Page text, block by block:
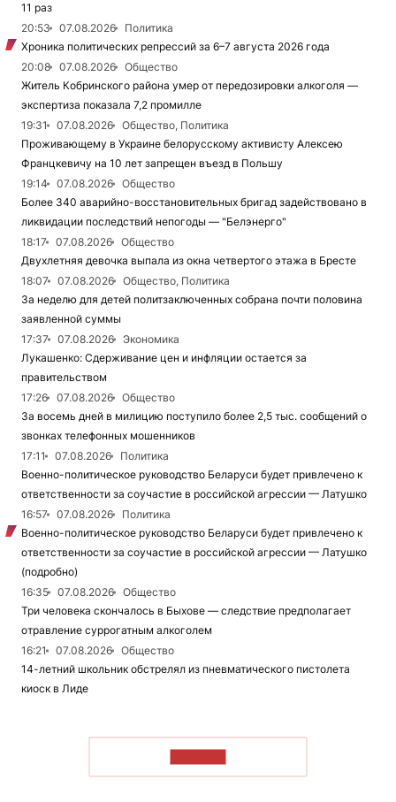
11 раз
20:53
07.08.2026
Политика
Хроника политических репрессий за 6–7 августа 2026 года
20:08
07.08.2026
Общество
Житель Кобринского района умер от передозировки алкоголя —
экспертиза показала 7,2 промилле
19:31
07.08.2026
Общество, Политика
Проживающему в Украине белорусскому активисту Алексею
Францкевичу на 10 лет запрещен въезд в Польшу
19:14
07.08.2026
Общество
Более 340 аварийно-восстановительных бригад задействовано в
ликвидации последствий непогоды — "Белэнерго"
18:17
07.08.2026
Общество
Двухлетняя девочка выпала из окна четвертого этажа в Бресте
18:07
07.08.2026
Общество, Политика
За неделю для детей политзаключенных собрана почти половина
заявленной суммы
17:37
07.08.2026
Экономика
Лукашенко: Сдерживание цен и инфляции остается за
правительством
17:26
07.08.2026
Общество
За восемь дней в милицию поступило более 2,5 тыс. сообщений о
звонках телефонных мошенников
17:11
07.08.2026
Политика
Военно-политическое руководство Беларуси будет привлечено к
ответственности за соучастие в российской агрессии — Латушко
16:57
07.08.2026
Политика
Военно-политическое руководство Беларуси будет привлечено к
ответственности за соучастие в российской агрессии — Латушко
(подробно)
16:35
07.08.2026
Общество
Три человека скончалось в Быхове — следствие предполагает
отравление суррогатным алкоголем
16:21
07.08.2026
Общество
14-летний школьник обстрелял из пневматического пистолета
киоск в Лиде